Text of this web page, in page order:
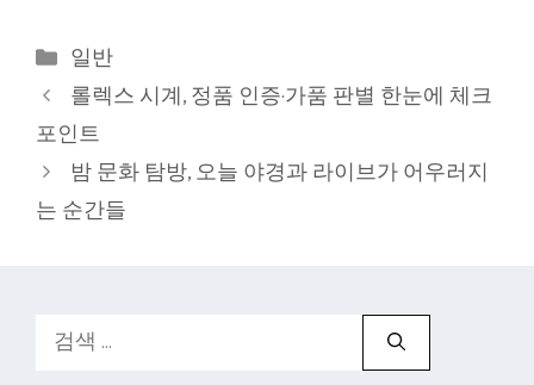
카
테
고
리
일반
롤렉스 시계, 정품 인증·가품 판별 한눈에 체크
포인트
밤 문화 탐방, 오늘 야경과 라이브가 어우러지
는 순간들
색: